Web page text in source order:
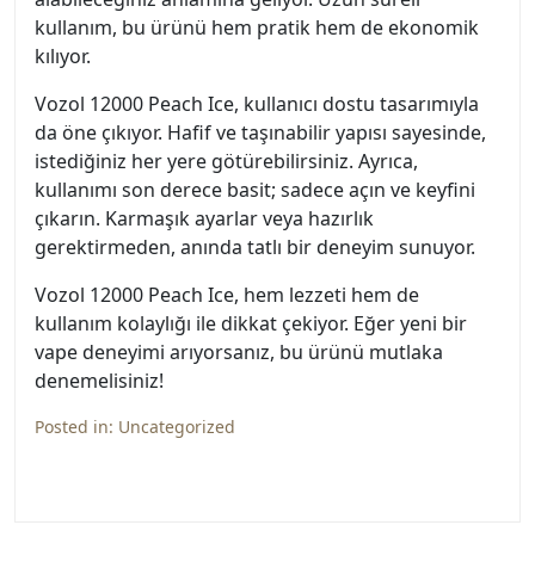
kullanım, bu ürünü hem pratik hem de ekonomik
kılıyor.
Vozol 12000 Peach Ice, kullanıcı dostu tasarımıyla
da öne çıkıyor. Hafif ve taşınabilir yapısı sayesinde,
istediğiniz her yere götürebilirsiniz. Ayrıca,
kullanımı son derece basit; sadece açın ve keyfini
çıkarın. Karmaşık ayarlar veya hazırlık
gerektirmeden, anında tatlı bir deneyim sunuyor.
Vozol 12000 Peach Ice, hem lezzeti hem de
kullanım kolaylığı ile dikkat çekiyor. Eğer yeni bir
vape deneyimi arıyorsanız, bu ürünü mutlaka
denemelisiniz!
Posted in: Uncategorized